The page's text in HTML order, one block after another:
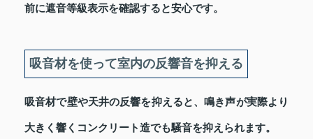
前に遮音等級表示を確認すると安心です。
吸音材を使って室内の反響音を抑える
吸音材で壁や天井の反響を抑えると、鳴き声が実際より
大きく響くコンクリート造でも騒音を抑えられます。